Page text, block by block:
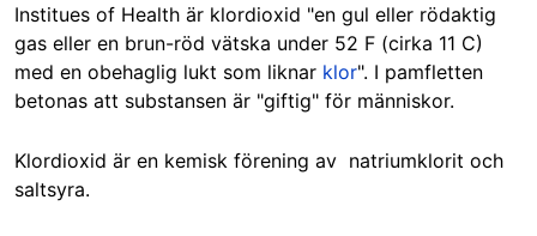
Institues of Health är klordioxid "en gul eller rödaktig
gas eller en brun-röd vätska under 52 F (cirka 11 C)
med en obehaglig lukt som liknar klor". I pamfletten
betonas att substansen är "giftig" för människor.
Klordioxid är en kemisk förening av natriumklorit och
saltsyra.